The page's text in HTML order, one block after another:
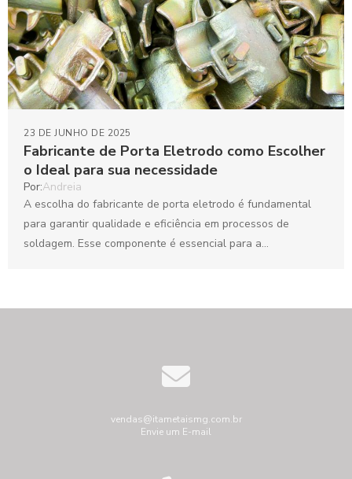
Fabricante de Porta Eletrodo como Escolher
o Ideal para sua necessidade
23 DE JUNHO DE 2025
Por:Andreia
A escolha do fabricante de porta eletrodo é fundamental
para garantir qualidade e eficiência em processos de
soldagem. Esse componente é essencial para a
vendas@itametaismg.com.br
Envie um E-mail